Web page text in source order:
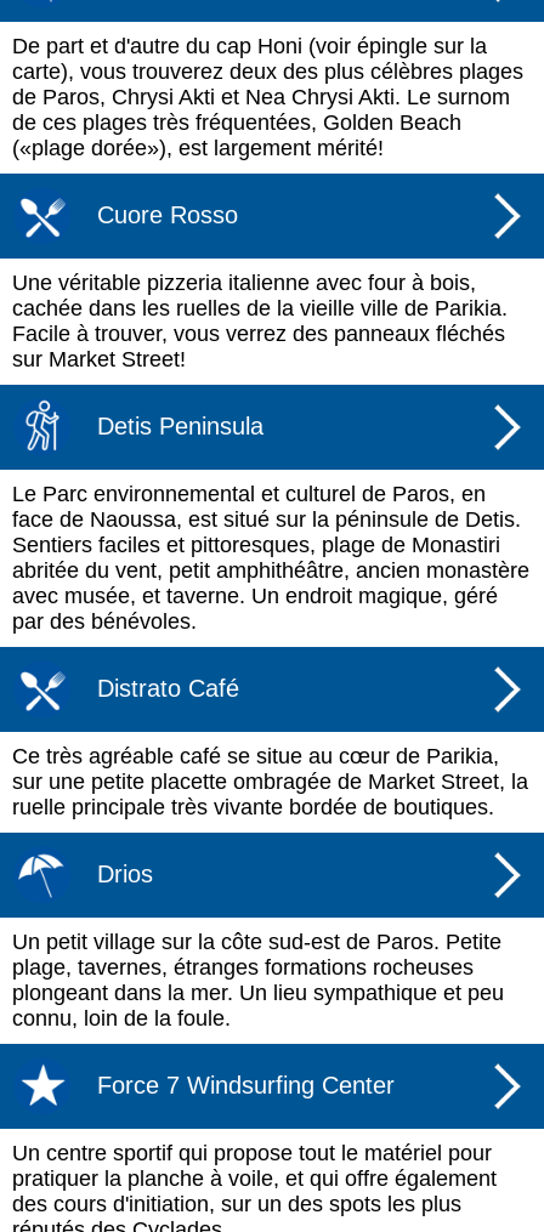
De part et d'autre du cap Honi (voir épingle sur la
carte), vous trouverez deux des plus célèbres plages
de Paros, Chrysi Akti et Nea Chrysi Akti. Le surnom
de ces plages très fréquentées, Golden Beach
(«plage dorée»), est largement mérité!
Cuore Rosso
Une véritable pizzeria italienne avec four à bois,
cachée dans les ruelles de la vieille ville de Parikia.
Facile à trouver, vous verrez des panneaux fléchés
sur Market Street!
Detis Peninsula
Le Parc environnemental et culturel de Paros, en
face de Naoussa, est situé sur la péninsule de Detis.
Sentiers faciles et pittoresques, plage de Monastiri
abritée du vent, petit amphithéâtre, ancien monastère
avec musée, et taverne. Un endroit magique, géré
par des bénévoles.
Distrato Café
Ce très agréable café se situe au cœur de Parikia,
sur une petite placette ombragée de Market Street, la
ruelle principale très vivante bordée de boutiques.
Drios
Un petit village sur la côte sud-est de Paros. Petite
plage, tavernes, étranges formations rocheuses
plongeant dans la mer. Un lieu sympathique et peu
connu, loin de la foule.
Force 7 Windsurfing Center
Un centre sportif qui propose tout le matériel pour
pratiquer la planche à voile, et qui offre également
des cours d'initiation, sur un des spots les plus